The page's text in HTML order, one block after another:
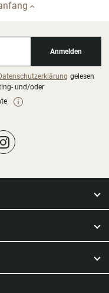
Anmelden
gelesen
und/oder